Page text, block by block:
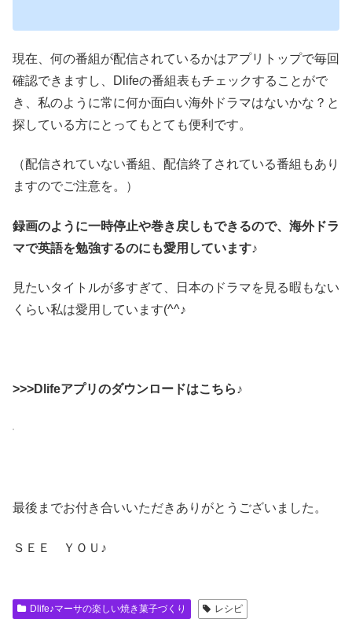
現在、何の番組が配信されているかはアプリトップで毎回
確認できますし、Dlifeの番組表もチェックすることがで
き、私のように常に何か面白い海外ドラマはないかな？と
探している方にとってもとても便利です。
（配信されていない番組、配信終了されている番組もあり
ますのでご注意を。）
録画のように一時停止や巻き戻しもできるので、海外ドラ
マで英語を勉強するのにも愛用しています♪
見たいタイトルが多すぎて、日本のドラマを見る暇もない
くらい私は愛用しています(^^♪
>>>Dlifeアプリのダウンロードはこちら♪
最後までお付き合いいただきありがとうございました。
ＳＥＥ ＹＯＵ♪
Dlife♪マーサの楽しい焼き菓子づくり レシピ